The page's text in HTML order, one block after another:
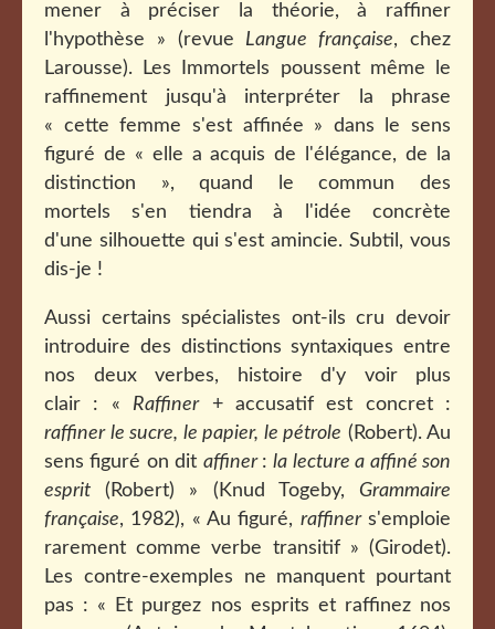
mener à préciser la théorie, à raffiner
l'hypothèse » (revue Langue française, chez
Larousse). Les Immortels poussent même le
raffinement jusqu'à interpréter la phrase
« cette femme s'est affinée » dans le sens
figuré de « elle a acquis de l'élégance, de la
distinction », quand le commun des
mortels s'en tiendra à l'idée concrète
d'une silhouette qui s'est amincie. Subtil, vous
dis-je !
Aussi certains spécialistes ont-ils cru devoir
introduire des distinctions syntaxiques entre
nos deux verbes, histoire d'y voir plus
clair : « Raffiner+ accusatif est concret :
raffiner le sucre, le papier, le pétrole (Robert). Au
sens figuré on dit affiner :la lecture a affiné son
esprit (Robert) » (Knud Togeby, Grammaire
française, 1982), « Au figuré, raffiners'emploie
rarement comme verbe transitif » (Girodet).
Les contre-exemples ne manquent pourtant
pas : « Et purgez nos esprits et raffinez nos